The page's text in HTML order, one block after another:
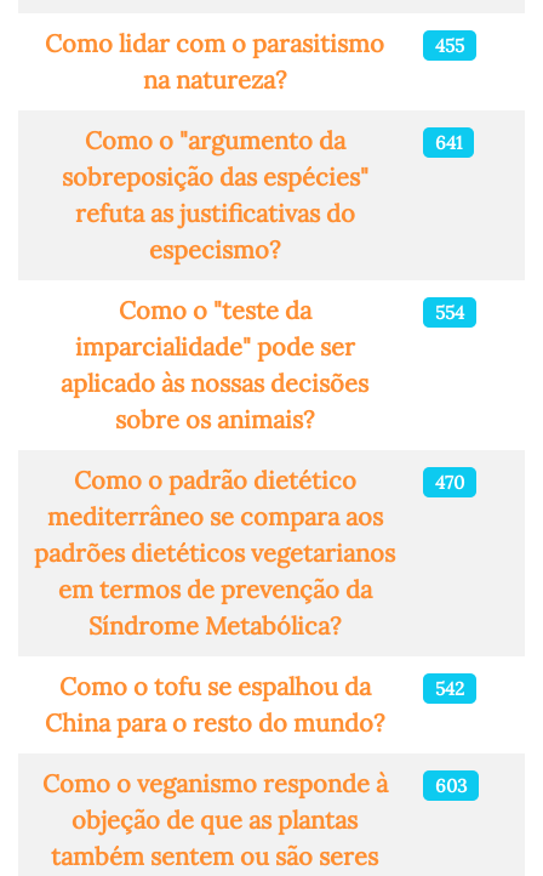
Como lidar com o parasitismo
na natureza?
455
Como o "argumento da
sobreposição das espécies"
refuta as justificativas do
especismo?
641
Como o "teste da
imparcialidade" pode ser
aplicado às nossas decisões
sobre os animais?
554
Como o padrão dietético
mediterrâneo se compara aos
padrões dietéticos vegetarianos
em termos de prevenção da
Síndrome Metabólica?
470
Como o tofu se espalhou da
China para o resto do mundo?
542
Como o veganismo responde à
objeção de que as plantas
também sentem ou são seres
603